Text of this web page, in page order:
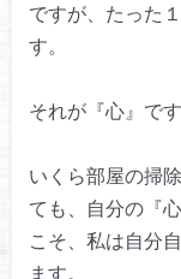
ですが、たった１
す。
それが『心』です
いくら部屋の掃
ても、
自分の『
こそ、私は自分
ます。